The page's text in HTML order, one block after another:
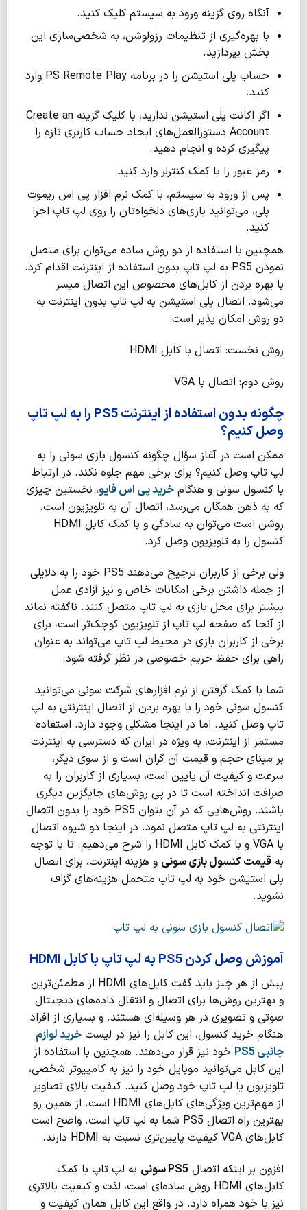
آنگاه روی گزینه ورود به سیستم کلیک کنید.
با بهره‌گیری از تنظیمات رزولوشن، به شخصی‌سازی این
بخش بپردازید.
حساب پلی استیشن را در برنامه PS Remote Play وارد
کنید.
اگر اکانت پلی استیشن ندارید، با کلیک گزینه Create an
Account دستورالعمل‌های ایجاد حساب کاربری تازه را
پیگیری کرده و انجام دهید.
رمز عبور را با کمک کنترلر وارد کنید.
پس از ورود به سیستم، با کمک نرم افزار پی اس ریموت
پلی، می‌توانید بازی‌های دلخواه‌تان را روی لپ تاپ اجرا
کنید.
همچنین با استفاده از دو روش ساده می‌توان برای متصل
نمودن PS5 به لپ تاپ بدون استفاده از اینترنت اقدام کرد.
با بهره بردن از کابل‌های مخصوص این اتصال میسر
می‌شود. اتصال پلی استیشن به لپ تاپ بدون اینترنت به
دو روش امکان پذیر است:
روش نخست: اتصال با کابل HDMI
روش دوم: اتصال با VGA
چگونه بدون استفاده از اینترنت PS5 را به لپ تاپ
وصل کنیم؟
ممکن است در آغاز سؤال چگونه کنسول بازی سونی را به
لپ تاپ وصل کنیم؟ برای برخی مهم جلوه نکند. در ارتباط
با کنسول سونی و هنگام خرید پی اس فایو، نخستین چیزی
که به ذهن همگان می‌رسد، اتصال آن به تلویزیون است.
روشن است می‌توان به سادگی و با کمک کابل HDMI
کنسول را به تلویزیون وصل کرد.
ولی برخی از کاربران ترجیح می‌دهند PS5 خود را به دلایلی
از جمله داشتن برخی امکانات خاص و نیز آزادی عمل
بیشتر برای محل بازی به لپ تاپ متصل کنند. ناگفته نماند
از آنجا که صفحه لپ تاپ از تلویزیون کوچک‌تر است، برای
برخی از کاربران بازی در محیط لپ تاپ می‌تواند به عنوان
راهی برای حفظ حریم خصوصی در نظر گرفته شود.
شما با کمک گرفتن از نرم افزارهای شرکت سونی می‌توانید
کنسول سونی خود را با بهره بردن از اتصال اینترنتی به لپ
تاپ وصل کنید. اما در اینجا مشکلی وجود دارد. استفاده
مستمر از اینترنت، به ویژه در ایران که دسترسی به اینترنت
بر مبنای حجم و قیمت آن گران است و از سوی دیگر،
سرعت و کیفیت آن پایین است، بسیاری از کاربران را به
صرافت انداخته است تا در پی روش‌های جایگزین دیگری
باشند. روش‌هایی که در آن بتوان PS5 خود را بدون اتصال
اینترنتی به لپ تاپ متصل نمود. در اینجا دو شیوه اتصال
با VGA و با کمک کابل HDMI را شرح می‌دهیم. تا با توجه
به قیمت کنسول بازی سونی و هزینه اینترنت، برای اتصال
پلی استیشن خود به لپ تاپ متحمل هزینه‌های گزاف
نشوید.
آموزش وصل كردن PS5 به لپ تاپ با کابل HDMI
پیش از هر چیز باید گفت کابل‌های HDMI از مطمئن‌ترین
و بهترین روش‌ها برای اتصال و انتقال داده‌های دیجیتال
صوتی و تصویری در هر وسیله‌ای هستند. و بسیاری از افراد
هنگام خرید کنسول، این کابل را نیز در لیست خرید لوازم
جانبیPS5 خود نیز قرار می‌دهند. همچنین با استفاده از
این کابل می‌توانید موبایل خود را نیز به کامپیوتر شخصی،
تلویزیون یا لپ تاپ خود وصل کنید. کیفیت بالای تصاویر
از مهم‌ترین ویژگی‌های کابل‌های HDMI است. از همین رو
بهترین راه اتصال PS5 شما به لپ تاپ است. واضح است
کابل‌های VGA کیفیت پایین‌تری نسبت به HDMI دارند.
افزون بر اینکه اتصال PS5سونی به لپ تاپ با کمک
کابل‌های HDMI روش ساده‌ای است، لذت و کیفیت بالاتری
نیز با خود همراه دارد. در واقع این کابل همان کیفیت و